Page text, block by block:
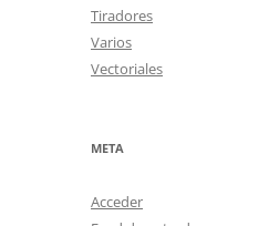
Tiradores
Varios
Vectoriales
META
Acceder